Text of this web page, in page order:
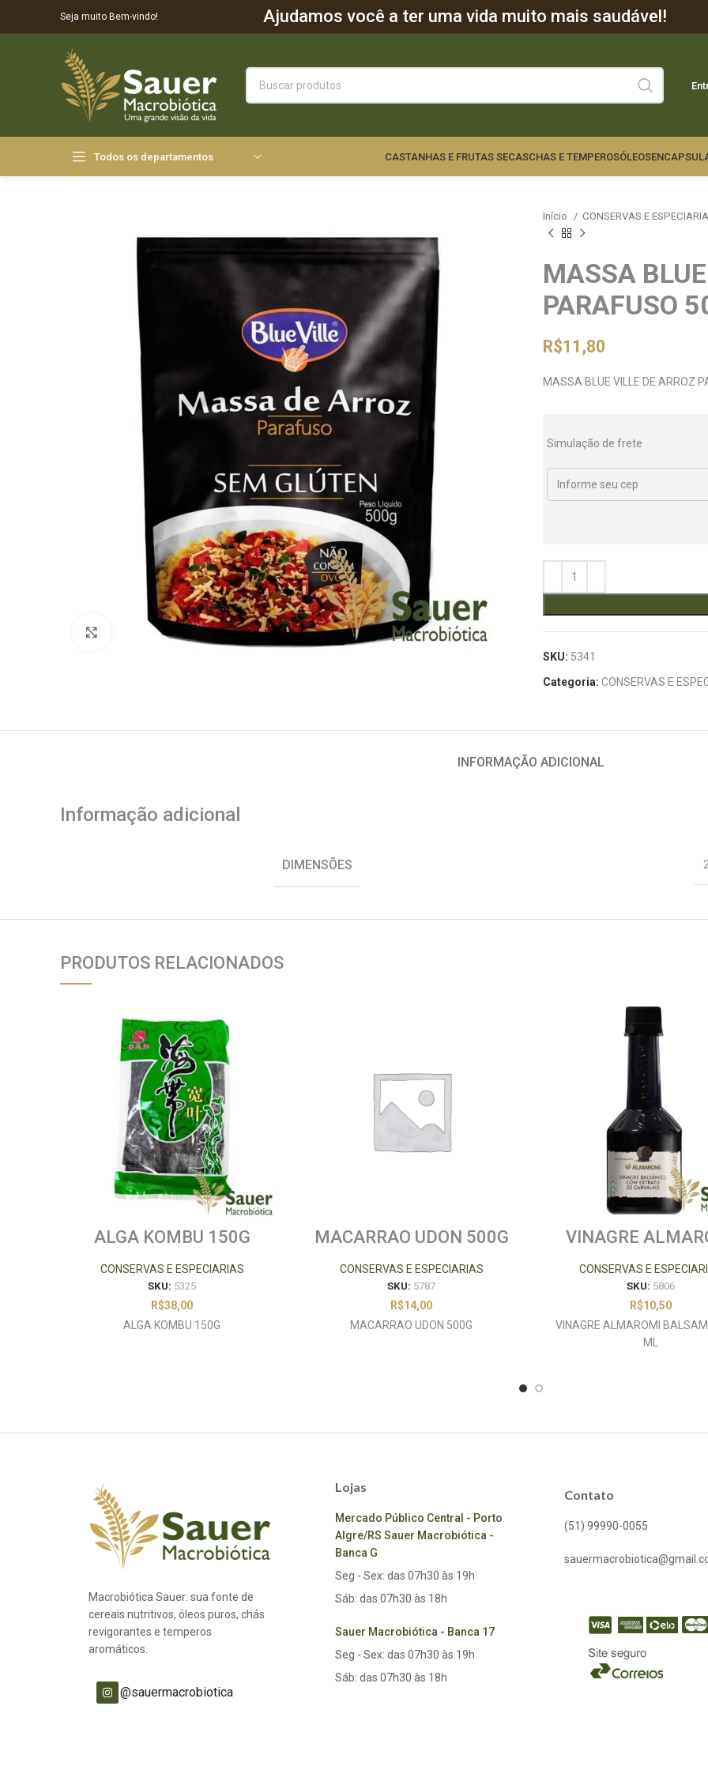
Seja muito Bem-vindo! Ajudamos você a ter uma vida muito mais saudável!
Todos os departamentos CASTANHAS E FRUTAS SECASCHAS E TEMPEROSÓLEOS
Clique para ampliar
Início CONSERVAS E
MASSA
PARAFUSO
R$11,80
MASSA BLUE VILLE DE ARROZ
Simulação de frete
SKU: 5341
Categoria: CONSERVAS E
INFORMAÇÃO ADICIONAL
Informação adicional
DIMENSÕES
PRODUTOS RELACIONADOS
ALGA KOMBU 150G
CONSERVAS E ESPECIARIAS
SKU: 5325
R$38,00
ALGA KOMBU 150G
MACARRAO UDON 500G
CONSERVAS E ESPECIARIAS
SKU: 5787
R$14,00
MACARRAO UDON 500G
VINAGRE
CONSERVAS E
SKU: 5806
R$10,50
VINAGRE ALMAROMI
ML
Macrobiótica Sauer: sua fonte de
cereais nutritivos, óleos puros, chás
revigorantes e temperos
aromáticos.
@sauermacrobiotica
Lojas
Mercado Público Central - Porto
Algre/RS Sauer Macrobiótica -
Banca G
Seg - Sex: das 07h30 às 19h
Sáb: das 07h30 às 18h
Sauer Macrobiótica - Banca 17
Seg - Sex: das 07h30 às 19h
Sáb: das 07h30 às 18h
Contato
(51) 99990-0055